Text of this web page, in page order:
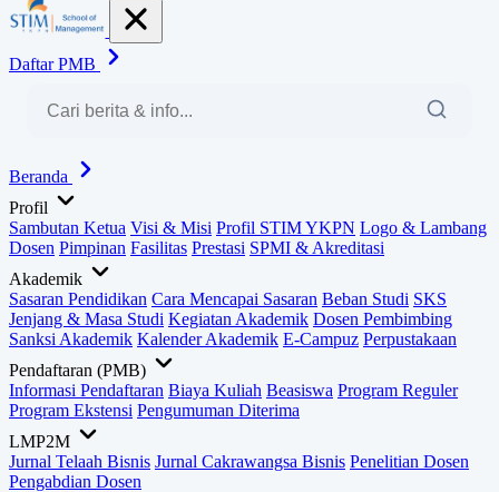
Daftar PMB
Beranda
Profil
Sambutan Ketua Visi & Misi Profil STIM YKPN Logo & Lambang
Dosen Pimpinan Fasilitas Prestasi SPMI & Akreditasi
Akademik
Sasaran Pendidikan Cara Mencapai Sasaran Beban Studi SKS
Jenjang & Masa Studi Kegiatan Akademik Dosen Pembimbing
Sanksi Akademik Kalender Akademik E-Campuz Perpustakaan
Pendaftaran (PMB)
Informasi Pendaftaran Biaya Kuliah Beasiswa Program Reguler
Program Ekstensi Pengumuman Diterima
LMP2M
Jurnal Telaah Bisnis Jurnal Cakrawangsa Bisnis Penelitian Dosen
Pengabdian Dosen